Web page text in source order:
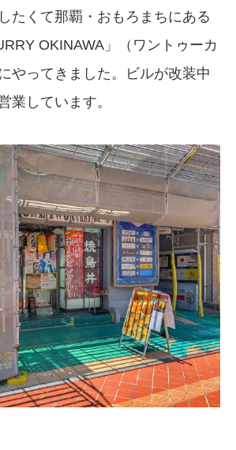
たくて那覇・おもろまちにある
OKINAWA」（ワントゥーカ
やってきました。ビルが改装中
業しています。